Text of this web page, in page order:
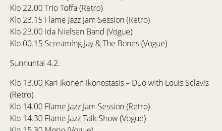
Klo 22.00 Trio Toffa (Retro)
Klo 23.15 Flame Jazz Jam Session (Retro)
Klo 23.00 Ida Nielsen Band (Vogue)
Klo 00.15 Screaming Jay & The Bones (Vogue)
Sunnuntai 4.2.
Klo 13.00 Kari Ikonen Ikonostasis – Duo with Louis Sclavis
(Retro)
Klo 14.00 Flame Jazz Jam Session (Retro)
Klo 14.30 Flame Jazz Talk Show (Vogue)